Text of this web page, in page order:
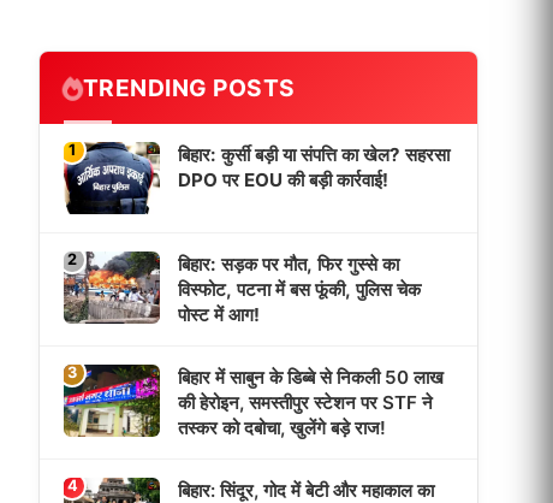
TRENDING POSTS
1
बिहार: कुर्सी बड़ी या संपत्ति का खेल? सहरसा
DPO पर EOU की बड़ी कार्रवाई!
2
बिहार: सड़क पर मौत, फिर गुस्से का
विस्फोट, पटना में बस फूंकी, पुलिस चेक
पोस्ट में आग!
3
बिहार में साबुन के डिब्बे से निकली 50 लाख
की हेरोइन, समस्तीपुर स्टेशन पर STF ने
तस्कर को दबोचा, खुलेंगे बड़े राज!
4
बिहार: सिंदूर, गोद में बेटी और महाकाल का